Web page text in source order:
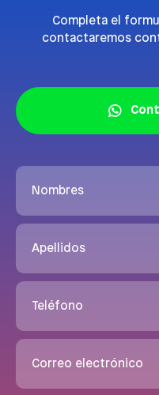
Completa el
contactaremos
Nombres
Apellidos
Teléfono
Correo electrónico